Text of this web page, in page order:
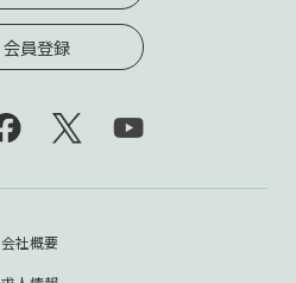
会員登録
会社概要